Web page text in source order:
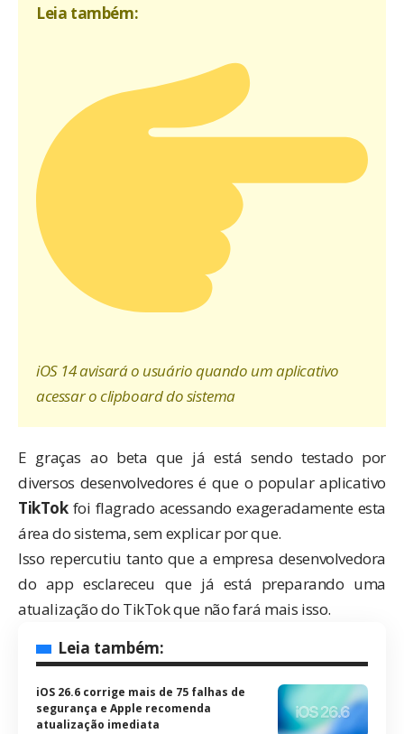
Leia também:
iOS 14 avisará o usuário quando um aplicativo
acessar o clipboard do sistema
E graças ao beta que já está sendo testado por
diversos desenvolvedores é que o popular aplicativo
TikTokfoi flagrado acessando exageradamente esta
área do sistema, sem explicar por que.
Isso repercutiu tanto que a empresa desenvolvedora
do app esclareceu que já está preparando uma
atualização do TikTok que não fará mais isso.
Leia também:
iOS 26.6 corrige mais de 75 falhas de
segurança e Apple recomenda
atualização imediata